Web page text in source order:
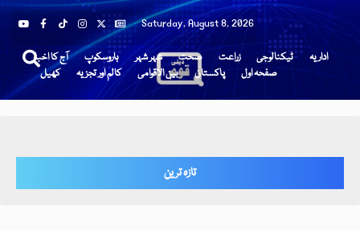
Saturday, August 8, 2026
آج کا اخبار ہاروسکوپ شہر شہر صحت زراعت ٹیکنالوجی
اداریہ
کھیل
کالم اور تجزیہ بین الاقوامی پاکستان صفحہ اول
تازہ ترین